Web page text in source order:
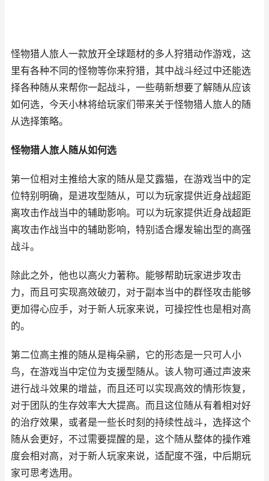
怪物猎人旅人一款放开全球题材的多人狩猎动作游戏，这
里有各种不同的怪物等你来狩猎，其中战斗经过中还能选
择各种随从来帮你一起战斗，一些萌新想要了解随从应该
如何选，今天小林将给玩家们带来关于怪物猎人旅人的随
从选择策略。
怪物猎人旅人随从如何选
第一位相对主推给大家的随从是艾露猫，在游戏当中的定
位特别明确，是进攻型随从，可以为玩家提供近身战超距
离攻击作战当中的辅助影响。可以为玩家提供近身战超距
离攻击作战当中的辅助影响，特别适合爆发输出型的高强
战斗。
除此之外，他也以高火力著称。能够帮助玩家进步攻击
力，而且可实现高效破刃，对于副本当中的群怪攻击能够
更加得心应手，对于新人玩家来说，可操控性也是相对高
的。
第二位高主推的随从是梅朵鹂，它的形态是一只可人小
鸟，在游戏当中定位为支援型随从。该人物可通过声波来
进行战斗效果的增益，而且还可以实现高效的情形恢复，
对于团队的生存效率大大提高。而且这位随从有着相对好
的治疗效果，或者是一些长时刻的持续性战斗，选择这个
随从会更好，不过需要提醒的是，这个随从整体的操作难
度会相对高，对于新人玩家来说，适配度不强，中后期玩
家可思考选用。